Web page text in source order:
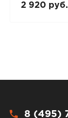
2 920 руб.
8 (495)